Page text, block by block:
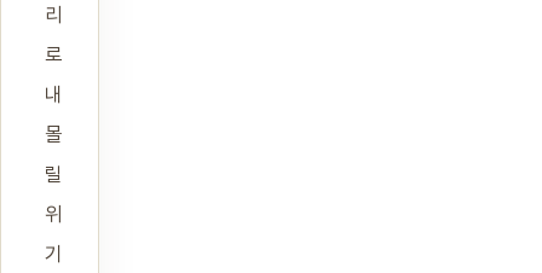
리
로
내
몰
릴
위
기